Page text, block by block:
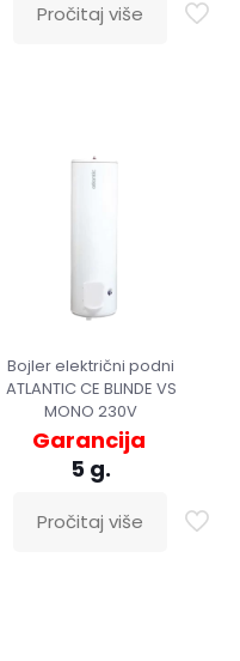
Pročitaj više
Bojler električni podni
ATLANTIC CE BLINDE VS
MONO 230V
Garancija
5 g.
Pročitaj više